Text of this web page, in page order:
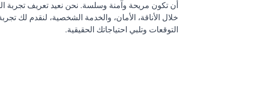
أن تكون مريحة وآمنة وسلسة. نحن نعيد تعريف
خلال الأناقة، الأمان، والخدمة الشخصية، لنقدم لك
التوقعات وتلبي احتياجاتك الحقيقية.